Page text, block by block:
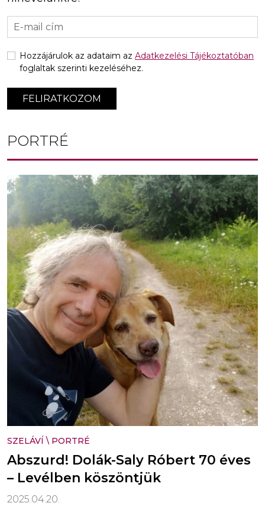
FELIRATKOZOM
Hozzájárulok az adataim az Adatkezelési Tájékoztatóban
foglaltak szerinti kezeléséhez.
PORTRÉ
SZELÁVÍ \ PORTRÉ
Abszurd! Dolák-Saly Róbert 70 éves
– Levélben köszöntjük
2025.04.20.